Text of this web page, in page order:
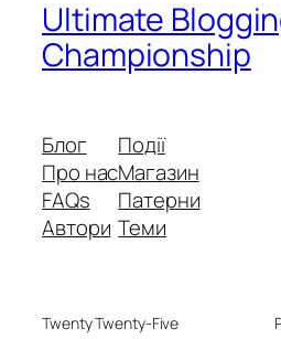
Ultimate
Championship
Блог
Про нас
FAQs
Автори
Події
Магазин
Патерни
Теми
Twenty Twenty-Five